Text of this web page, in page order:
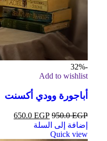
-32%
Add to wishlist
أباجورة وودي أكسنت
950.0EGP
650.0 EGP
إضافة إلى السلة
Quick view